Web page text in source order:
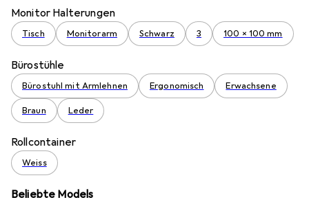
Monitor Halterungen
Tisch Monitorarm Schwarz 3 100 x 100 mm
Bürostühle
Bürostuhl mit Armlehnen Ergonomisch Erwachsene
Braun Leder
Rollcontainer
Weiss
Beliebte Models